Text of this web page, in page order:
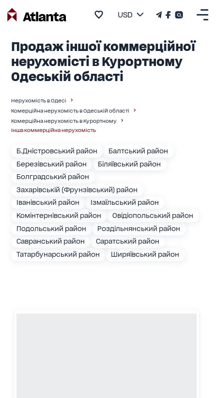
USD
Продаж іншої коммерційної
нерухомісті в Курортному
Одеській області
Нерухомість в Одесі
Комерційна нерухомість в Одеській області
Комерційна нерухомість в Курортному
Інша коммерційна нерухомість
Б.Дністровський район
Балтський район
Березівський район
Біляївський район
Болградський район
Захарівській (Фрунзівський) район
Іванівський район
Ізмаїльський район
Комінтернівський район
Овідіопольський район
Подольський район
Роздільнянський район
Савранський район
Саратський район
Татарбунарський район
Ширяївський район